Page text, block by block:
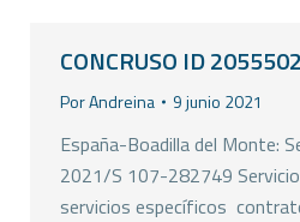
CONCRUSO ID 2055502
PorAndreina 9 junio 2021
España-Boadilla del Monte:
2021/S 107-282749
servicios específicos 